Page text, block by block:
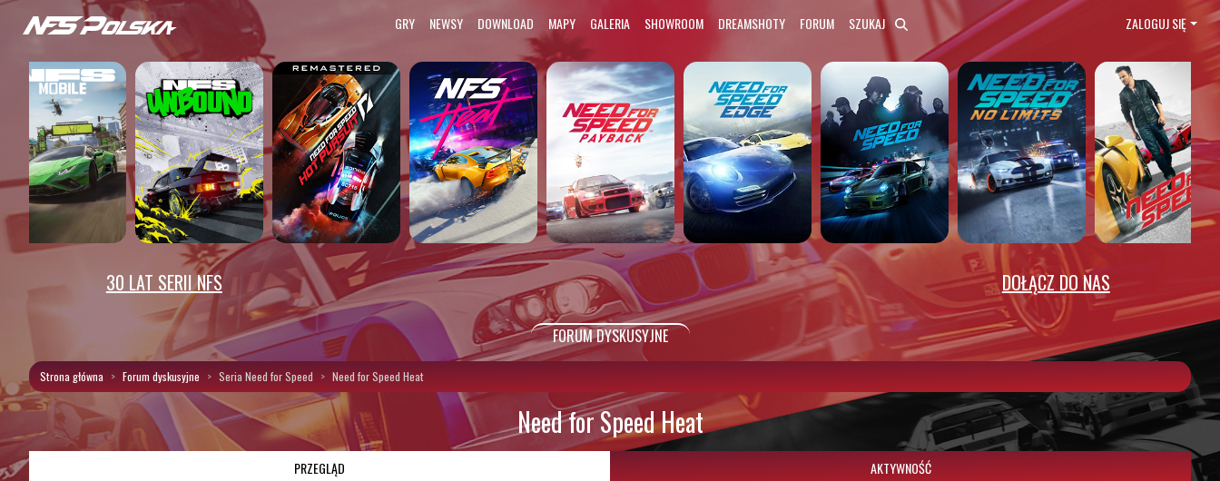
GRY NEWSY DOWNLOAD MAPY GALERIA SHOWROOM DREAMSHOTY FORUM SZUKAJ ZALOGUJ SIĘ
30 LAT SERII NFS DOŁĄCZ DO NAS
FORUM DYSKUSYJNE
Strona główna Forum dyskusyjne Seria Need for Speed Need for Speed Heat
Need for Speed Heat
PRZEGLĄD AKTYWNOŚĆ